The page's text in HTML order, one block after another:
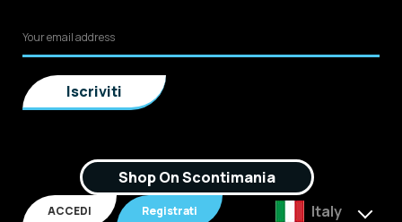
Shop On Scontimania
ACCEDI Registrati Italy